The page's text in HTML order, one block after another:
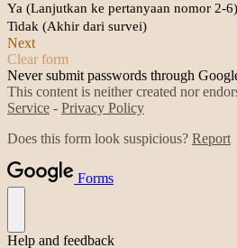
Ya (Lanjutkan ke pertanyaan nomor 2-6)
Tidak (Akhir dari survei)
Next
Clear form
Never submit passwords through
This content is neither created nor
Service - Privacy Policy
Does this form look suspicious? Report
Forms
Help and feedback